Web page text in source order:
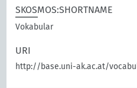
SKOSMOS:SHORTNAME
Vokabular
URI
http://base.uni-ak.ac.at/